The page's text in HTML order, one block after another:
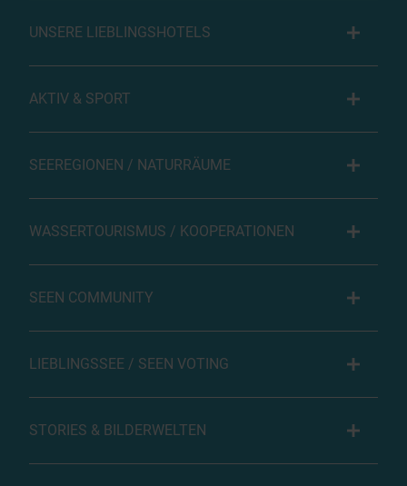
UNSERE LIEBLINGSHOTELS
AKTIV & SPORT
SEEREGIONEN / NATURRÄUME
WASSERTOURISMUS / KOOPERATIONEN
SEEN COMMUNITY
LIEBLINGSSEE / SEEN VOTING
STORIES & BILDERWELTEN